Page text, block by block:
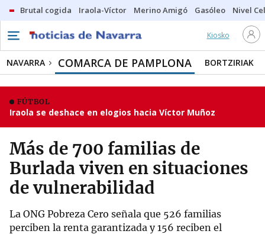
Brutal cogida Iraola-Víctor Merino Amigó Gasóleo Nivel
Kiosko
NAVARRA COMARCA DE PAMPLONA BORTZIRIAK
FÚTBOL
Iraola se deshace en elogios hacia Víctor Muñoz
Más de 700 familias de
Burlada viven en situaciones
de vulnerabilidad
La ONG Pobreza Cero señala que 526 familias
perciben la renta garantizada y 156 reciben el